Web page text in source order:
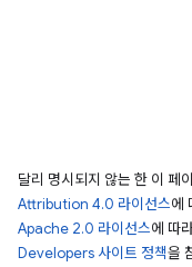
달리 명시되지 않는 한 이 페
Attribution 4.0 라이선스에
Apache 2.0 라이선스에 따
Developers 사이트 정책을